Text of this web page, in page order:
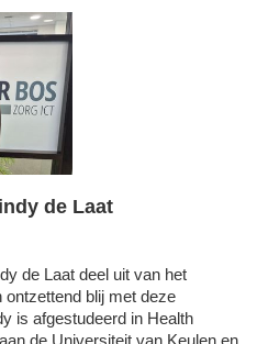
de Laat
de Laat deel uit van het
blij met deze
is afgestudeerd in Health